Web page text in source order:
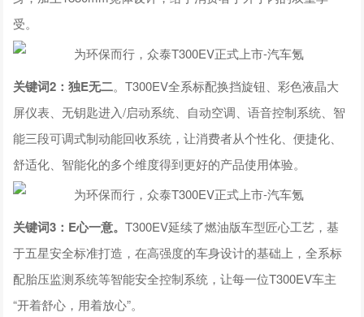
受。
关键词2：独E无二。T300EV全系标配换挡旋钮、彩色液晶大
屏仪表、无钥匙进入/启动系统、自动空调、语音控制系统、智
能三段可调式制动能回收系统，让消费者从个性化、便捷化、
舒适化、智能化的多个维度得到更好的产品使用体验。
关键词3：E心一意。T300EV延续了燃油版车型匠心工艺，基
于五星安全标准打造，在高强度的车身设计的基础上，全系标
配胎压监测系统等智能安全控制系统，让每一位T300EV车主
“开着舒心，用着放心”。